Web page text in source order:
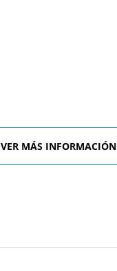
VER MÁS INFORMACIÓN